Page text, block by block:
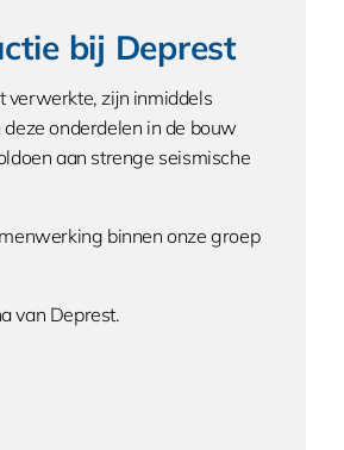
bij Deprest
verwerkte, zijn inmiddels
onderdelen in de bouw
aan strenge seismische
binnen onze groep
van Deprest.